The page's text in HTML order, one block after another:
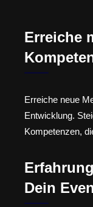
Erreiche
Erreiche neue
Entwicklung.
Kompetenzen,
Dein